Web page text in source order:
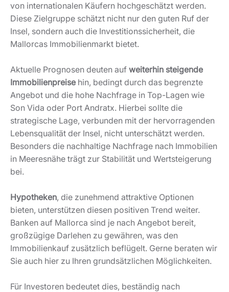
von internationalen Käufern hochgeschätzt werden.
Diese Zielgruppe schätzt nicht nur den guten Ruf der
Insel, sondern auch die Investitionssicherheit, die
Mallorcas Immobilienmarkt bietet.
Aktuelle Prognosen deuten auf weiterhin steigende
Immobilienpreise hin, bedingt durch das begrenzte
Angebot und die hohe Nachfrage in Top-Lagen wie
Son Vida oder Port Andratx. Hierbei sollte die
strategische Lage, verbunden mit der hervorragenden
Lebensqualität der Insel, nicht unterschätzt werden.
Besonders die nachhaltige Nachfrage nach Immobilien
in Meeresnähe trägt zur Stabilität und Wertsteigerung
bei.
Hypotheken, die zunehmend attraktive Optionen
bieten, unterstützen diesen positiven Trend weiter.
Banken auf Mallorca sind je nach Angebot bereit,
großzügige Darlehen zu gewähren, was den
Immobilienkauf zusätzlich beflügelt. Gerne beraten wir
Sie auch hier zu Ihren grundsätzlichen Möglichkeiten.
Für Investoren bedeutet dies, beständig nach